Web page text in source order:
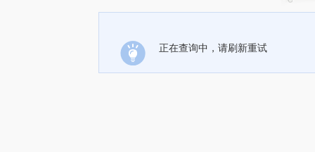
正在查询中，请刷新重试